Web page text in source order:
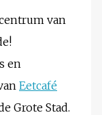
van
en
Eetcafé
Grote Stad.